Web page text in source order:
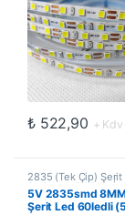
₺522,90 + Kdv
2835 (Tek Çip) Şerit
Şerit Led, 5VOLT, İç
Ledler,Led ve
Çözümleri ,Şerit Led
5V 2835smd
Şerit Led 60ledli